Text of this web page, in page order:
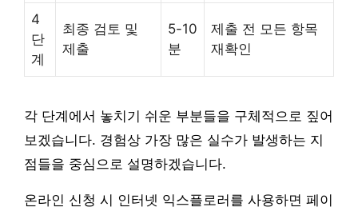
4
단
계
최종 검토 및
제출
5-10
분
제출 전 모든 항목
재확인
각 단계에서 놓치기 쉬운 부분들을 구체적으로 짚어
보겠습니다. 경험상 가장 많은 실수가 발생하는 지
점들을 중심으로 설명하겠습니다.
온라인 신청 시 인터넷 익스플로러를 사용하면 페이